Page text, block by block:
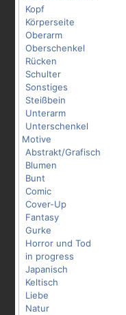
Kopf
Körperseite
Oberarm
Oberschenkel
Rücken
Schulter
Sonstiges
Steißbein
Unterarm
Unterschenkel
Motive
Abstrakt/Grafisch
Blumen
Bunt
Comic
Cover-Up
Fantasy
Gurke
Horror und Tod
in progress
Japanisch
Keltisch
Liebe
Natur